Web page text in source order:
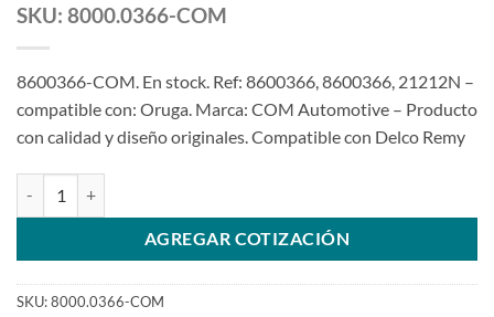
SKU: 8000.0366-COM
8600366-COM. En stock. Ref: 8600366, 8600366, 21212N –
compatible con: Oruga. Marca: COM Automotive – Producto
con calidad y diseño originales. Compatible con Delco Remy
AGREGAR COTIZACIÓN
SKU:8000.0366-COM